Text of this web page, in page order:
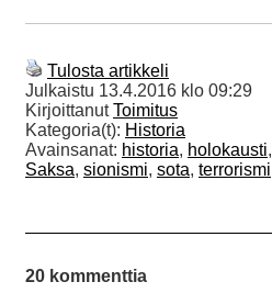
Tulosta artikkeli
Julkaistu 13.4.2016 klo 09:29
KirjoittanutToimitus
Kategoria(t): Historia
Avainsanat: historia, holokausti,
Saksa, sionismi, sota, terrorismi
20 kommenttia